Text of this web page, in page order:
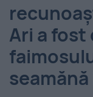
Zilei
Ari a fost